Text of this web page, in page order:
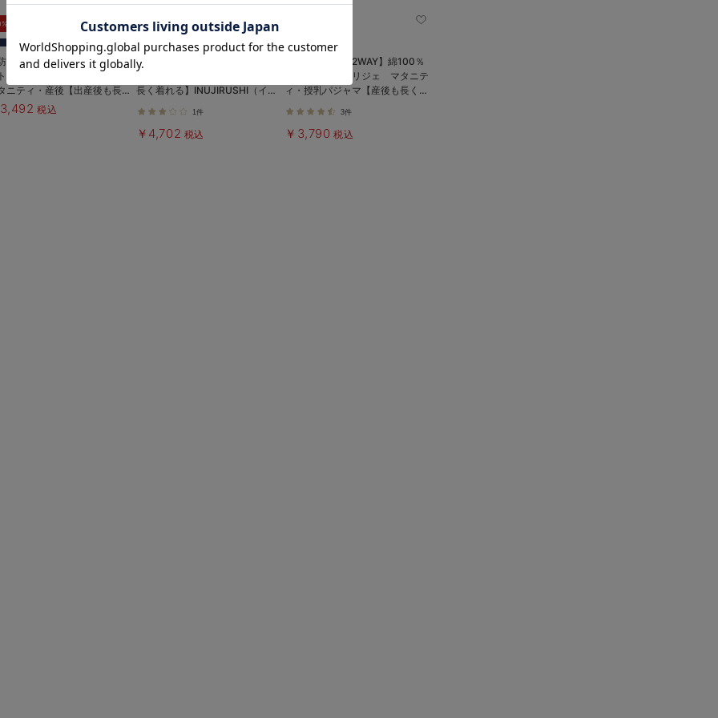
防汚加工】綿混やわらかスウェ
半袖ティアードネグリジェ
ニティ・産後【出産後も長く
る】
税込
5%OFF
ポコポコガーゼ丸首パジャマ マ
長く着れる】INUJIRUSHI（イヌ
1件
￥4,702 税込
【防汚加工】【2WAY】綿100％
前開き長袖ネグリジェ マタニテ
ィ・授乳パジャマ【産後も長く着
3件
￥3,790 税込
お気に入り商品を確認する